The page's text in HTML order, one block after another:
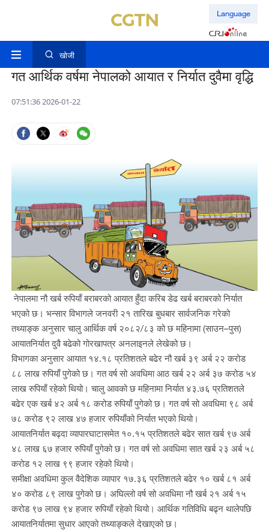
Language
खोजी
गत आर्थिक वर्षमा नेपालको आयात र निर्यात दुवैमा वृद्धि
07:51:36 2026-01-22
नेपालमा नौ खर्ब रुपियाँ बराबरको आयात हुँदा करिब डेढ खर्ब बराबरको निर्यात
भएको छ। भन्सार विभागले जनवरी २१ तारिख बुधबार सार्वजनिक गरेको
तथ्याङ्क अनुसार चालु आर्थिक वर्ष २०८२/८३ को छ महिनामा (साउन–पुस)
आयातनिर्यात दुवै बढेको गोरखापत्र अनलाइनले लेखेको छ।
विभागका अनुसार आयात १४.१८ प्रतिशतले बढेर नौ खर्ब ३९ अर्ब २२ करोड
८८ लाख रुपियाँ पुगेको छ। गत वर्ष सो अवधिमा आठ खर्ब २२ अर्ब ३७ करोड ५४
लाख रुपियाँ रहेको थियो। चालु आवको छ महिनामा निर्यात ४३.७६ प्रतिशतले
बढेर एक खर्ब ४२ अर्ब १८ करोड रुपियाँ पुगेको छ। गत वर्ष सो अवधिमा ९८ अर्ब
७८ करोड ९२ लाख ४७ हजार रुपियाँको निर्यात भएको थियो।
आयातनिर्यात बढ्दा व्यापारघाटासमेत १०.१५ प्रतिशतले बढेर सात खर्ब ९७ अर्ब
४८ लाख ६७ हजार रुपियाँ पुगेको छ। गत वर्ष सो अवधिमा सात खर्ब २३ अर्ब ५८
करोड १२ लाख ९९ हजार रहेको थियो।
समीक्षा अवधिमा कुल वैदेशिक व्यापार १७.३६ प्रतिशतले बढेर १० खर्ब ८१ अर्ब
४० करोड ८९ लाख पुगेको छ। अघिल्लो वर्ष सो अवधिमा नौ खर्ब २१ अर्ब १५
करोड ९७ लाख ९४ हजार रुपियाँ रहेको थियो। आर्थिक गतिविधि बढ्न थालेपछि
आयातनिर्यातमा सुधार आएको तथ्याङ्कले देखाएको छ।